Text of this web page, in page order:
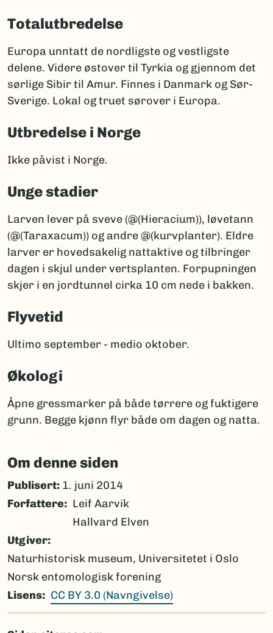
Totalutbredelse
Europa unntatt de nordligste og vestligste
delene. Videre østover til Tyrkia og gjennom det
sørlige Sibir til Amur. Finnes i Danmark og Sør-
Sverige. Lokal og truet sørover i Europa.
Utbredelse i Norge
Ikke påvist i Norge.
Unge stadier
Larven lever på sveve (@(Hieracium)), løvetann
(@(Taraxacum)) og andre @(kurvplanter). Eldre
larver er hovedsakelig nattaktive og tilbringer
dagen i skjul under vertsplanten. Forpupningen
skjer i en jordtunnel cirka 10 cm nede i bakken.
Flyvetid
Ultimo september - medio oktober.
Økologi
Åpne gressmarker på både tørrere og fuktigere
grunn. Begge kjønn flyr både om dagen og natta.
Om denne siden
Publisert: 1. juni 2014
Forfattere
Leif Aarvik
Hallvard Elven
Utgiver
Naturhistorisk museum, Universitetet i Oslo
Norsk entomologisk forening
Lisens
CC BY 3.0 (Navngivelse)